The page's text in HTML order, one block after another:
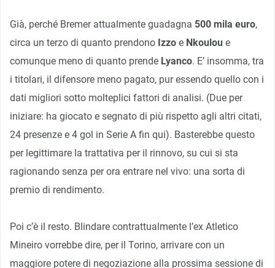
Già, perché Bremer attualmente guadagna 500 mila euro,
circa un terzo di quanto prendono Izzo e Nkoulou e
comunque meno di quanto prende Lyanco. E’ insomma, tra
i titolari, il difensore meno pagato, pur essendo quello con i
dati migliori sotto molteplici fattori di analisi. (Due per
iniziare: ha giocato e segnato di più rispetto agli altri citati,
24 presenze e 4 gol in Serie A fin qui). Basterebbe questo
per legittimare la trattativa per il rinnovo, su cui si sta
ragionando senza per ora entrare nel vivo: una sorta di
premio di rendimento.
Poi c’è il resto. Blindare contrattualmente l’ex Atletico
Mineiro vorrebbe dire, per il Torino, arrivare con un
maggiore potere di negoziazione alla prossima sessione di